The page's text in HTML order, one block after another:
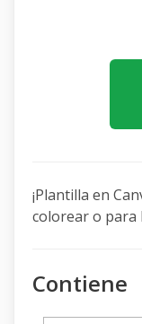
¡Plantilla en
colorear o para
Contiene